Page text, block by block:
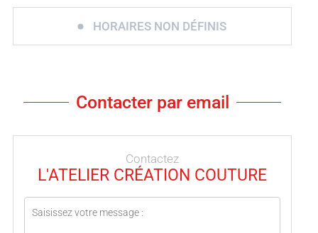
HORAIRES NON DÉFINIS
Contacter par email
Contactez
L'ATELIER CRÉATION COUTURE